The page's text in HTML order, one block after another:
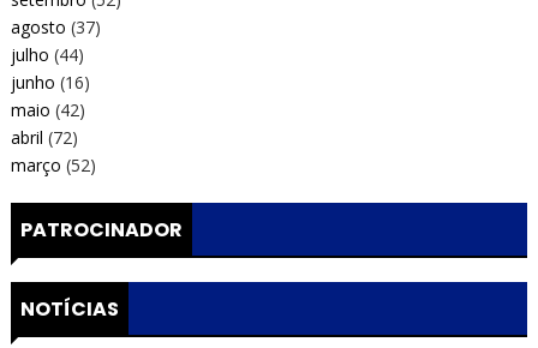
agosto (37)
julho (44)
junho (16)
maio (42)
abril (72)
março (52)
PATROCINADOR
NOTÍCIAS